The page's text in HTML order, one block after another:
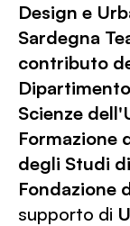
Design e
Sardegna
contributo
Scienze
Formazione
degli Studi
Fondazione
supporto di